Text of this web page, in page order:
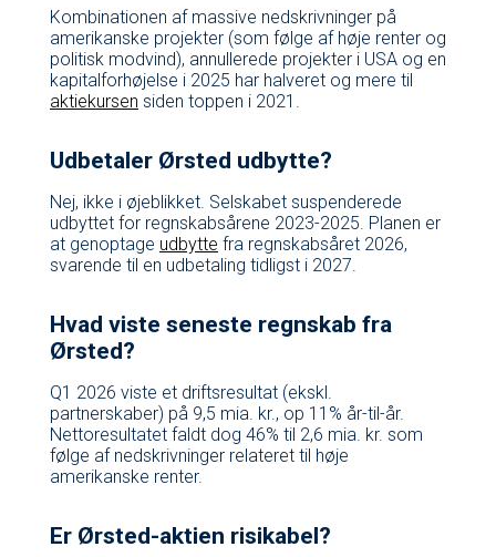
Kombinationen af massive nedskrivninger på
amerikanske projekter (som følge af høje renter og
politisk modvind), annullerede projekter i USA og en
kapitalforhøjelse i 2025 har halveret og mere til
aktiekursen siden toppen i 2021.
Udbetaler Ørsted udbytte?
Nej, ikke i øjeblikket. Selskabet suspenderede
udbyttet for regnskabsårene 2023-2025. Planen er
at genoptage udbytte fra regnskabsåret 2026,
svarende til en udbetaling tidligst i 2027.
Hvad viste seneste regnskab fra
Ørsted?
Q1 2026 viste et driftsresultat (ekskl.
partnerskaber) på 9,5 mia. kr., op 11% år-til-år.
Nettoresultatet faldt dog 46% til 2,6 mia. kr. som
følge af nedskrivninger relateret til høje
amerikanske renter.
Er Ørsted-aktien risikabel?